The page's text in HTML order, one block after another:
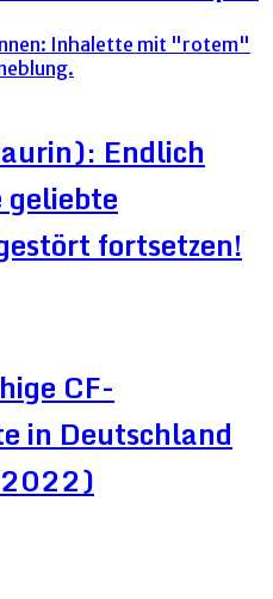
Endlich
fortsetzen!
CF-
in Deutschland